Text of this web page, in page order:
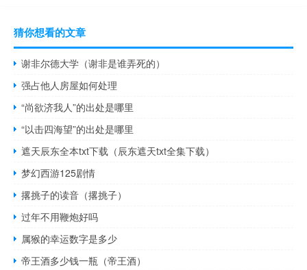
猜你想看的文章
谢非尔德大学（谢非是谁弄死的）
强占他人房屋如何处理
“尚欲济我人”的出处是哪里
“以击四海望”的出处是哪里
遮天辰东全本txt下载（辰东遮天txt全集下载）
梦幻西游125剧情
撂挑子的读音（撂挑子）
过年不用鞭炮好吗
属猴的幸运数字是多少
帝王酒多少钱一瓶（帝王酒）